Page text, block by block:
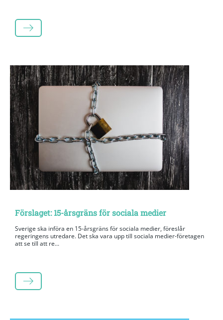
LÄS MER
Förslaget: 15-årsgräns för sociala medier
Sverige ska införa en 15-årsgräns för sociala medier, föreslår
regeringens utredare. Det ska vara upp till sociala medier-företagen
att se till att re...
LÄS MER